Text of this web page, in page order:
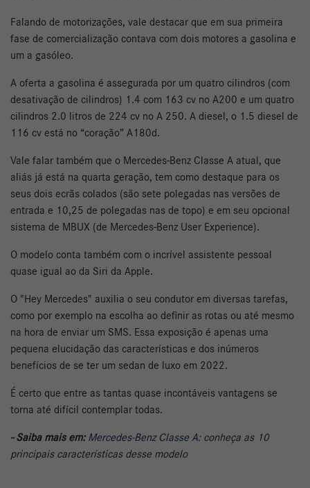
Falando de motorizações, vale destacar que em sua primeira
fase de comercialização contava com dois motores a gasolina e
um a gasóleo.
A oferta a gasolina é assegurada por um quatro cilindros (com
desativação de cilindros) 1.4 com 163 cv no A200 e um quatro
cilindros 2.0 litros de 224 cv no A 250. A diesel, o 1.5 diesel de
116 cv está no “coração” A180d.
Vale falar também que o Mercedes-Benz Classe A atual, que
aliás já está na quarta geração, tem como destaque para os
seus dois ecrãs colados (são sete polegadas nas versões de
entrada e 10,25 de polegadas nas de topo) e em seu opcional
sistema de MBUX (de Mercedes-Benz User Experience).
O modelo conta também com o incrível assistente pessoal
quase igual ao da Siri da Apple.
O "Hey Mercedes" auxilia o seu condutor em diversas tarefas,
como por exemplo na escolha ao definir as rotas ou até mesmo
na hora de enviar um SMS. Essa exposição é apenas uma
pequena elucidação das características e dos inúmeros
benefícios de se ter um sedan de luxo em 2022.
É certo que entre as tantas quase incontáveis vantagens se
torna até difícil contemplar todas.
- Saiba mais em: Mercedes-Benz Classe A: conheça as 10
principais características desse modelo